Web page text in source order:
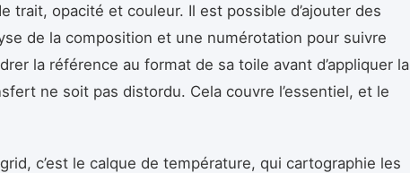
trait, opacité et couleur. Il est possible d’ajouter des
de la composition et une numérotation pour suivre
la référence au format de sa toile avant d’appliquer la
ne soit pas distordu. Cela couvre l’essentiel, et le
c’est le calque de température, qui cartographie les